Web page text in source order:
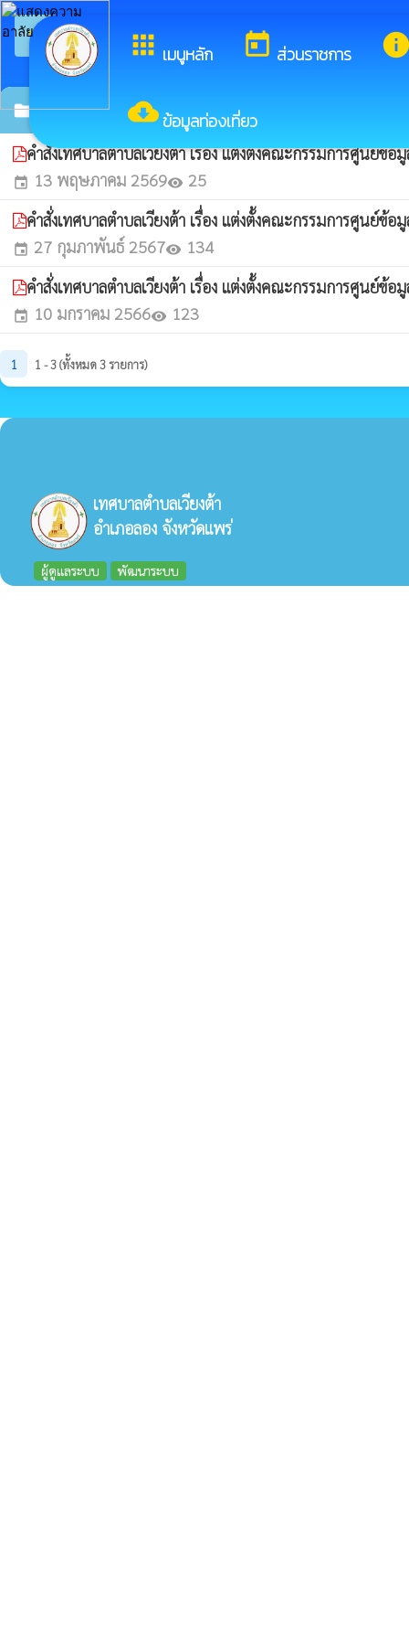
apps เมนูหลัก today ส่วนราชการ
cloud_downloadข้อมูลท่องเที่ยว
arrow_back_ios กลับเมนูหลัก ยินดี
folderศูนย์ข้อมูลข่าวสารเทศบาล
คำสั่งเทศบาลตำบลเวียงต้า เรื่อง แต่งตั้งคณะกรรมการศูนย์ข้อ
event 13 พฤษภาคม 2569visibility 25
คำสั่งเทศบาลตำบลเวียงต้า เรื่อง แต่งตั้งคณะกรรมการศูนย์ข้อ
event 27 กุมภาพันธ์ 2567visibility 134
คำสั่งเทศบาลตำบลเวียงต้า เรื่อง แต่งตั้งคณะกรรมการศูนย์ข้อ
event 10 มกราคม 2566visibility 123
1 1 - 3 (ทั้งหมด 3 รายการ)
เทศบาลตำบลเวียงต้า
อำเภอลอง จังหวัดแพร่
ผู้ดูแลระบบ พัฒนาระบบ